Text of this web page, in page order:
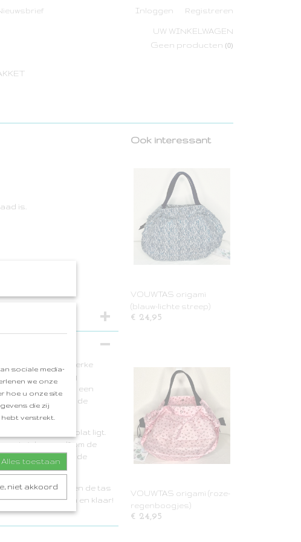
Inloggen Registreren
UW WINKELWAGEN
Geen producten (0)
is.
Gemaakt van sterke
van stevig
is de tas een
exclusief de
tas die dan nog plat ligt.
zich vanzelf om de
de stof naast de
in dan je denkt.
aan de zijkanten en de tas
op, elastiek erom en klaar!
Ook interessant
VOUWTAS origami
(blauw-lichte streep)
€ 24,95
VOUWTAS origami (roze-
regenboogjes)
€ 24,95
sociale media-
we onze
hoe u onze site
die zij
verstrekt.
Alles toestaan
niet akkoord